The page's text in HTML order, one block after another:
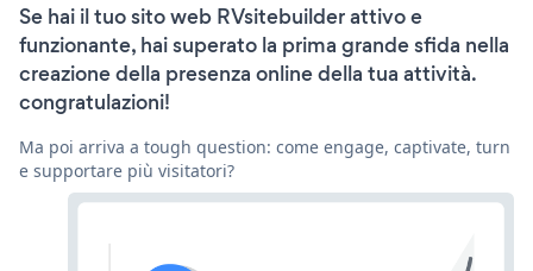
Se hai il tuo sito web RVsitebuilder attivo e
funzionante, hai superato la prima grande sfida nella
creazione della presenza online della tua attività.
congratulazioni!
Ma poi arriva a tough question: come engage, captivate, turn
e supportare più visitatori?